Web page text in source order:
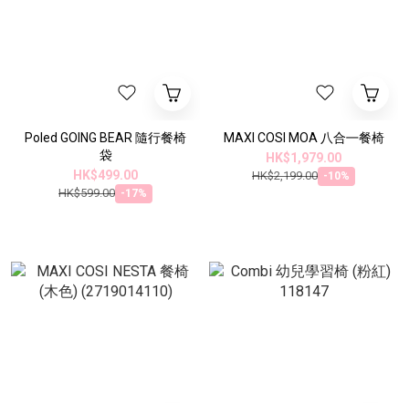
Poled GOING BEAR 隨行餐椅
袋
HK$499.00
HK$599.00 -17%
MAXI COSI MOA 八合㇐餐椅
HK$1,979.00
HK$2,199.00 -10%